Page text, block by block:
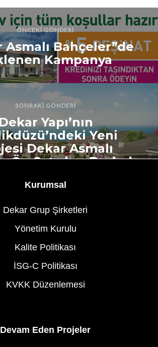
ÖNCEKI GÖNDERI
Asmalı Bahçeler”de
Kampanya
SONRAKI GÖNDERI
Dekar Yapı’nın
Yeni
Dekar Asmalı
Ön Satışları Başladı
Kurumsal
Dekar Grup Şirketleri
Yönetim Kurulu
Kalite Politikası
İSG-C Politikası
KVKK Düzenlemesi
Devam Eden Projeler